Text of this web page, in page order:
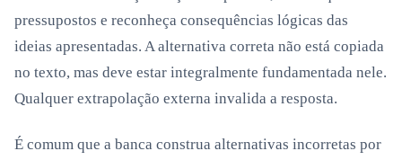
pressupostos e reconheça consequências lógicas das
ideias apresentadas. A alternativa correta não está copiada
no texto, mas deve estar integralmente fundamentada nele.
Qualquer extrapolação externa invalida a resposta.
É comum que a banca construa alternativas incorretas por